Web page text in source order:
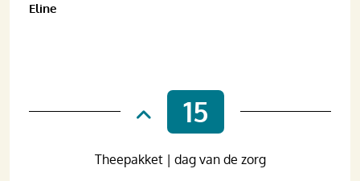
Eline
15
Theepakket | dag van de zorg